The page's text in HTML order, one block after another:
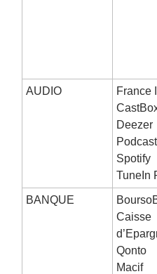
AUDIO
France
Deezer
Spotify
TuneIn
BANQUE
Caisse
Qonto
Macif